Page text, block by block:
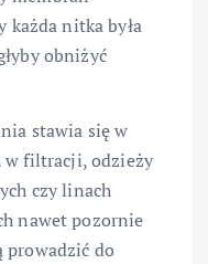
każda nitka była
obniżyć
stawia się w
w filtracji, odzieży
czy linach
nawet pozornie
prowadzić do